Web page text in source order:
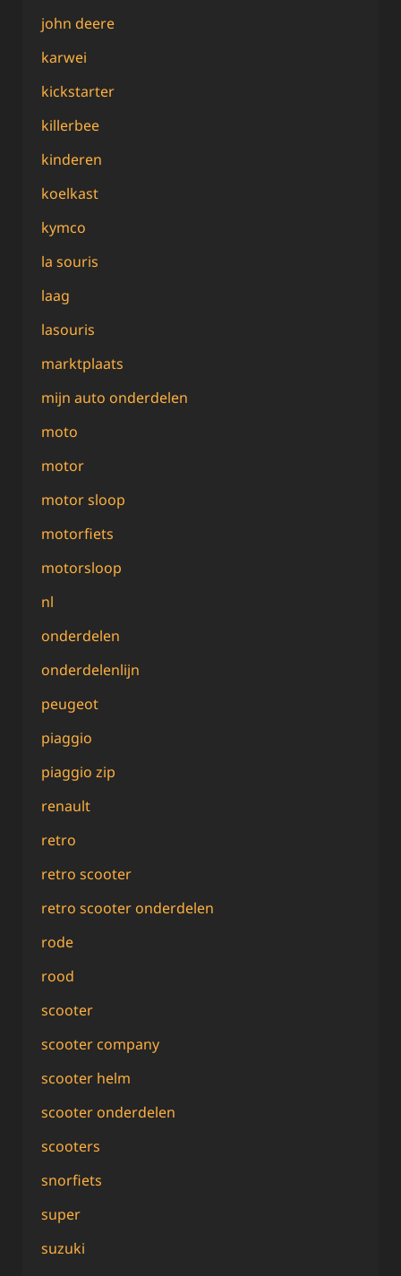
john deere
karwei
kickstarter
killerbee
kinderen
koelkast
kymco
la souris
laag
lasouris
marktplaats
mijn auto onderdelen
moto
motor
motor sloop
motorfiets
motorsloop
nl
onderdelen
onderdelenlijn
peugeot
piaggio
piaggio zip
renault
retro
retro scooter
retro scooter onderdelen
rode
rood
scooter
scooter company
scooter helm
scooter onderdelen
scooters
snorfiets
super
suzuki